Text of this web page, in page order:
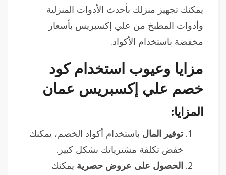
يمكنك تجهيز منزلك بأحدث الأدوات المنزلية
وأدوات المطبخ من علي إكسبريس بأسعار
مخفضة باستخدام الأكواد.
مزايا وعيوب استخدام كود
خصم علي إكسبريس عمان
المزايا:
توفير المالباستخدام أكواد الخصم، يمكنك
خفض تكلفة مشترياتك بشكل كبير.
الحصول على عروض حصريةيمكنك